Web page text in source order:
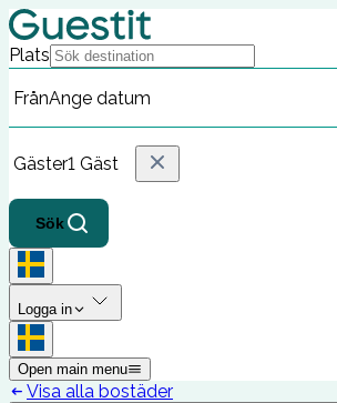
Plats
FrånAnge datum
Gäster1 Gäst
Sök
Logga in
Open main menu
Visa alla bostäder